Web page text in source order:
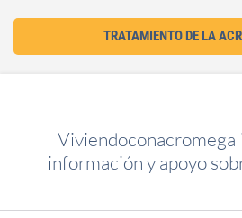
TRATAMIENTO DE LA
información y apoyo